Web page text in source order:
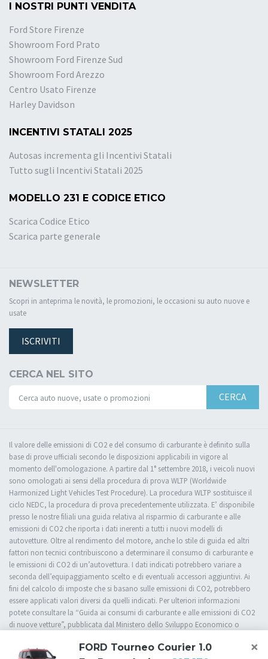
×
FORD Tourneo Courier 1.0
I NOSTRI PUNTI VENDITA
Ford Store Firenze
Showroom Ford Prato
Showroom Ford Firenze Sud
Showroom Ford Arezzo
Centro Usato Firenze
Harley Davidson
INCENTIVI STATALI 2025
Autosas incrementa gli Incentivi Statali
Tutto sugli Incentivi Statali 2025
MODELLO 231 E CODICE ETICO
Scarica Codice Etico
Scarica parte generale
NEWSLETTER
Scopri in anteprima le novità, le promozioni, le occasioni su auto nuove e
usate
ISCRIVITI
CERCA NEL SITO
CERCA
Il valore delle emissioni di CO2 e del consumo di carburante è definito sulla
base di prove ufficiali secondo le disposizioni applicabili in vigore al
momento dell'omologazione. A partire dal 1° settembre 2018, i veicoli nuovi
sono omologati ai sensi della procedura di prova WLTP (Worldwide
Harmonized Light Vehicles Test Procedure). La procedura WLTP sostituisce il
ciclo NEDC, la procedura di prova precedentemente utilizzata. E’ disponibile
presso le nostre filiali una guida relativa al risparmio di carburante e alle
emissioni di CO2 che riporta i dati inerenti a tutti i nuovi modelli di
autovetture. Oltre al rendimento del motore, anche lo stile di guida ed altri
fattori non tecnici contribuiscono a determinare il consumo di carburante e
le emissioni di CO2 di un’autovettura. I dati indicati potrebbero variare a
seconda dell’equipaggiamento scelto e di eventuali accessori aggiuntivi. Ai
fini del calcolo di imposte che si basano sulle emissioni di CO2, potrebbero
essere applicati valori diversi da quelli indicati. Per ulteriori informazioni
potete consultare la “Guida ai consumi di carburante e alle emissioni di CO2
di nuove vetture”, pubblicata dal Ministero dello Sviluppo Economico o